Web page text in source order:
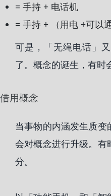
= 手持 + 电话机
= 手持 + （用电 +可以
可是，「无绳电话」
了。概念的诞生，有时
借用概念
当事物的内涵发生质变
会对概念进行升级。有
分。